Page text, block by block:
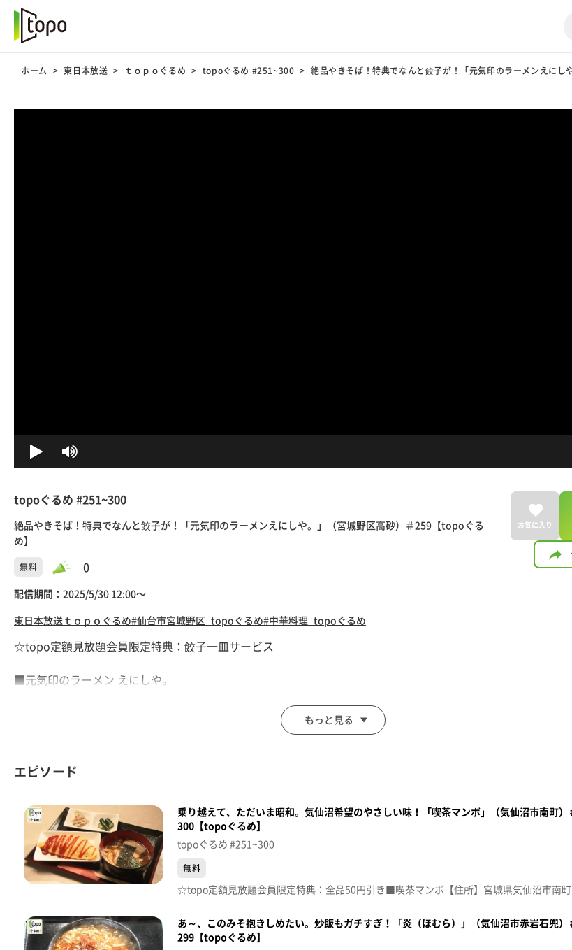
ホーム 東日本放送 ｔｏｐｏぐるめ topoぐるめ #251~300 絶品やきそば！特典でなんと餃子が！「元気印のラーメンえにし
topoぐるめ #251~300
絶品やきそば！特典でなんと餃子が！「元気印のラーメンえにしや。」（宮城野区高砂）＃259【topoぐる
め】
無料 0
配信期間： 2025/5/30 12:00〜
お気に入り
東日本放送 ｔｏｐｏぐるめ#仙台市宮城野区_topoぐるめ#中華料理_topoぐるめ
☆topo定額見放題会員限定特典：餃子一皿サービス
■元気印のラーメン えにしや。
♪ＷＯＮＤＥＲＦＵＬ！！ Ａぇ！ｇｒｏｕｐ
※特典をご利用の際は、topoにログインをしてトップ画面をご注文の前にお店の方にお見せください。
（トップ画面上部、ユーザ名と一緒に表示されている「定額見放題会員」を提示）
※紹介した店舗情報は変更している場合があります。
※紹介した商品は取り扱いが終了している場合があります。
番組HP（https://www.khb-tv.co.jp/topogurume/）
もっと見る
エピソード
乗り越えて、ただいま昭和。気仙沼希望のやさしい味！「喫茶マンボ」（気仙沼市南町）
300【topoぐるめ】
topoぐるめ #251~300
無料
あ～、このみそ抱きしめたい。炒飯もガチすぎ！「炎（ほむら）」（気仙沼市赤岩石兜）
299【topoぐるめ】